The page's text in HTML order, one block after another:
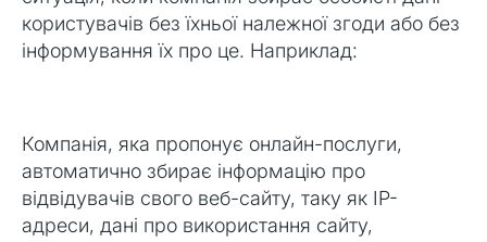
користувачів без їхньої належної згоди або без
інформування їх про це. Наприклад:
Компанія, яка пропонує онлайн-послуги,
автоматично збирає інформацію про
відвідувачів свого веб-сайту, таку як IP-
адреси, дані про використання сайту,